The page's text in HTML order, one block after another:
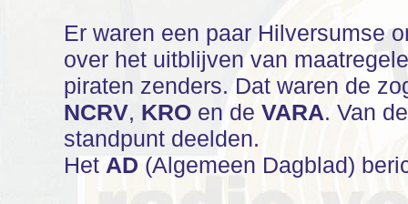
Er waren een paar Hilversumse
over het uitblijven van
piraten zenders. Dat waren de
NCRV, KRO en de VARA. Van
standpunt deelden.
Het AD (Algemeen Dagblad)